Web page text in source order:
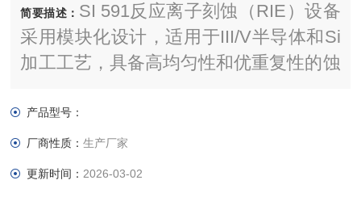
简要描述： SI 591反应离子刻蚀（RIE）设备
采用模块化设计，适用于III/V半导体和Si
加工工艺，具备高均匀性和优重复性的蚀
loadlock、电脑控制操作、数据资料记录
及穿墙式安装方式等。该设备支持全自
动/手动过程控制，智能过程控制及多用
产品型号：
厂商性质：生产厂家
更新时间： 2026-03-02